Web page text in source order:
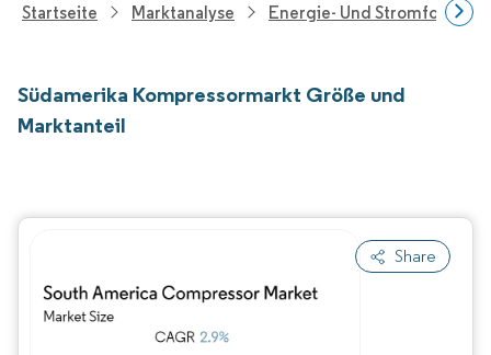
Startseite Marktanalyse Energie- Und
Südamerika Kompressormarkt Größe und
Marktanteil
Share